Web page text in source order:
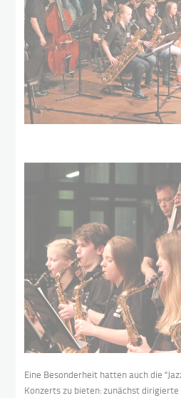
Eine Besonderheit hatten auch die
Konzerts zu bieten: zunächst dirigierte